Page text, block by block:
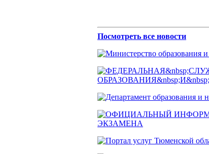
Посмотреть все новости